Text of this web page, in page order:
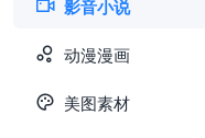
影音小说
动漫漫画
美图素材